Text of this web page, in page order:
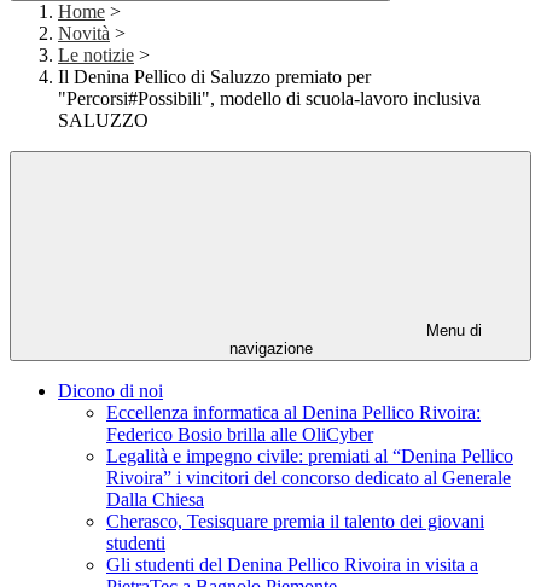
Home >
Novità >
Le notizie >
Il Denina Pellico di Saluzzo premiato per
"Percorsi#Possibili", modello di scuola-lavoro inclusiva
SALUZZO
Menu di
navigazione
Dicono di noi
Eccellenza informatica al Denina Pellico Rivoira:
Federico Bosio brilla alle OliCyber
Legalità e impegno civile: premiati al “Denina Pellico
Rivoira” i vincitori del concorso dedicato al Generale
Dalla Chiesa
Cherasco, Tesisquare premia il talento dei giovani
studenti
Gli studenti del Denina Pellico Rivoira in visita a